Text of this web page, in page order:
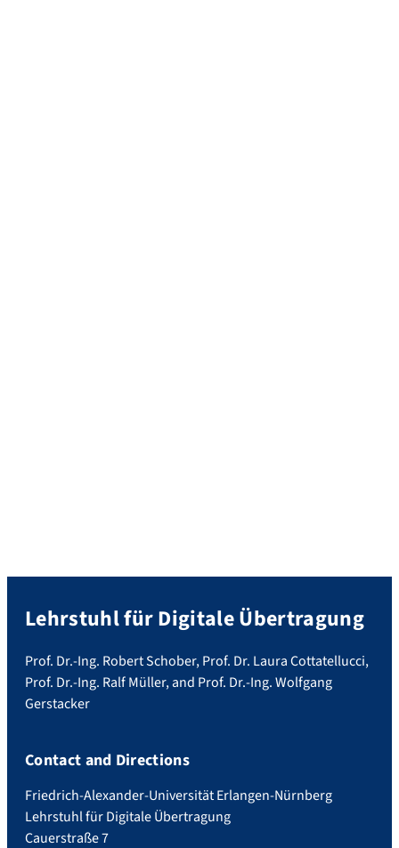
Lehrstuhl für Digitale Übertragung
Prof. Dr.-Ing. Robert Schober, Prof. Dr. Laura Cottatellucci,
Prof. Dr.-Ing. Ralf Müller, and Prof. Dr.-Ing. Wolfgang
Gerstacker
Contact and Directions
Friedrich-Alexander-Universität Erlangen-Nürnberg
Lehrstuhl für Digitale Übertragung
Cauerstraße 7